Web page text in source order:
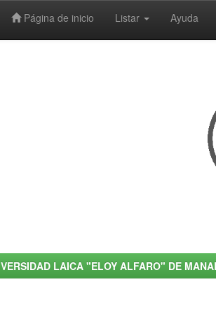
Página de inicio Listar Ayuda
LAICA "ELOY ALFARO" DE